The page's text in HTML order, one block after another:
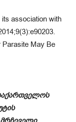
association with
Parasite May Be